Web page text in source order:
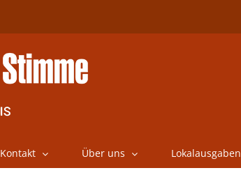
Kontakt Über uns Lokalausgaben